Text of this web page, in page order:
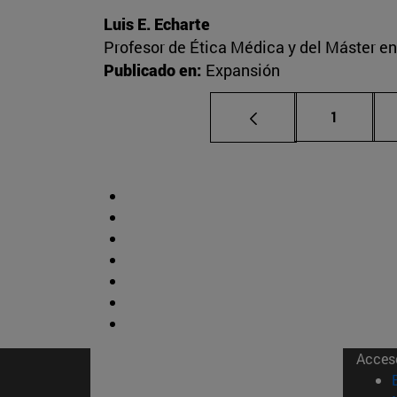
Luis E. Echarte
Profesor de Ética Médica y del Máster
Publicado en: Expansión
Página
1